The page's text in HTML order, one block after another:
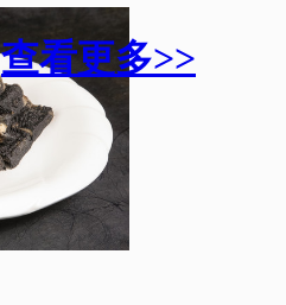
查看更多>>